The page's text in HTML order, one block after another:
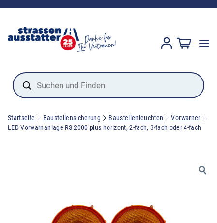
Products
search
Startseite Baustellensicherung Baustellenleuchten
Vorwarner
LED Vorwarnanlage RS 2000 plus horizont, 2-fach, 3-fach oder 4-fach